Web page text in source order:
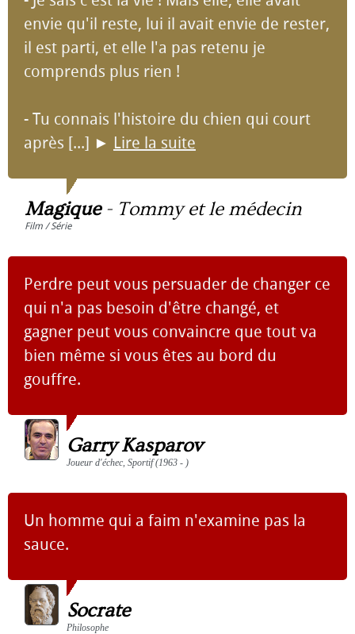
envie qu'il reste, lui il avait envie de rester,
il est parti, et elle l'a pas retenu je
comprends plus rien !
- Tu connais l'histoire du chien qui court
après [...] ► Lire la suite
Magique- Tommy et le médecin
Film / Série
Perdre peut vous persuader de changer ce
qui n'a pas besoin d'être changé, et
gagner peut vous convaincre que tout va
bien même si vous êtes au bord du
gouffre.
Garry Kasparov
Joueur d'échec, Sportif (1963 - )
Un homme qui a faim n'examine pas la
sauce.
Socrate
Philosophe